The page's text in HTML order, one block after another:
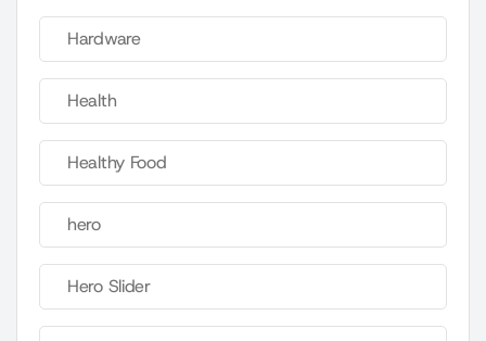
Hardware
Health
Healthy Food
hero
Hero Slider